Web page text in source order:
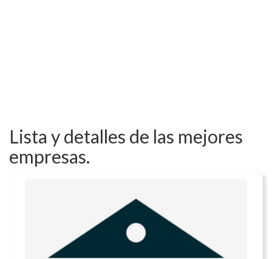
Lista y detalles de las mejores
empresas.